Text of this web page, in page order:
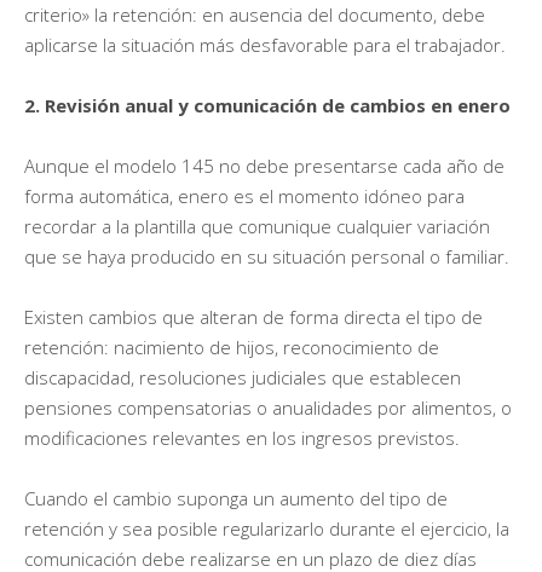
criterio» la retención: en ausencia del documento, debe
aplicarse la situación más desfavorable para el trabajador.
2. Revisión anual y comunicación de cambios en enero
Aunque el modelo 145 no debe presentarse cada año de
forma automática, enero es el momento idóneo para
recordar a la plantilla que comunique cualquier variación
que se haya producido en su situación personal o familiar.
Existen cambios que alteran de forma directa el tipo de
retención: nacimiento de hijos, reconocimiento de
discapacidad, resoluciones judiciales que establecen
pensiones compensatorias o anualidades por alimentos, o
modificaciones relevantes en los ingresos previstos.
Cuando el cambio suponga un aumento del tipo de
retención y sea posible regularizarlo durante el ejercicio, la
comunicación debe realizarse en un plazo de diez días